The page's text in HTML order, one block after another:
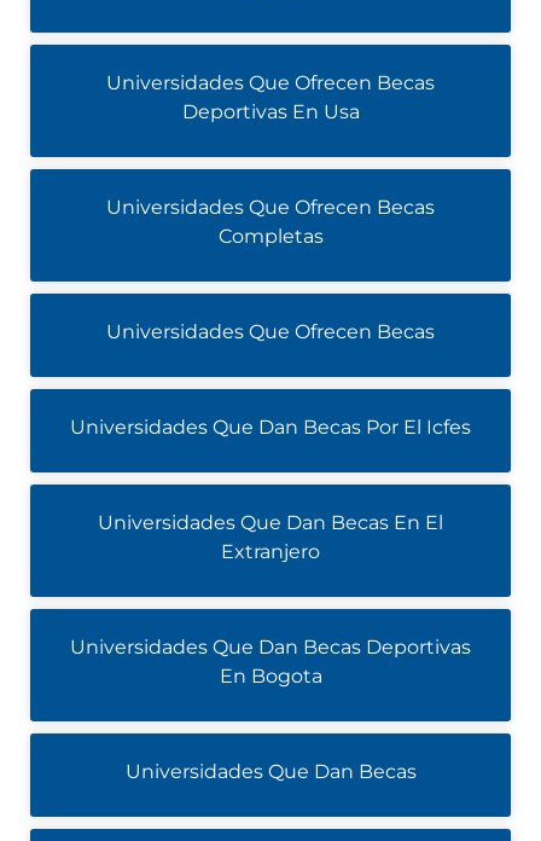
Universidades Que Ofrecen Becas
Deportivas En Usa
Universidades Que Ofrecen Becas
Completas
Universidades Que Ofrecen Becas
Universidades Que Dan Becas Por El Icfes
Universidades Que Dan Becas En El
Extranjero
Universidades Que Dan Becas Deportivas
En Bogota
Universidades Que Dan Becas